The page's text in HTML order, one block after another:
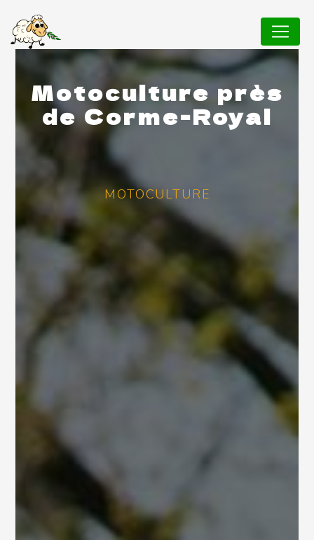
Motoculture près
de Corme-Royal
MOTOCULTURE